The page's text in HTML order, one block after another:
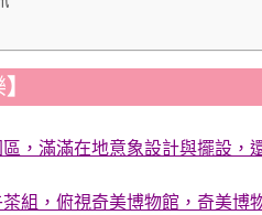
】
，滿滿在地意象設計與擺設，
組，俯視奇美博物館，奇美博